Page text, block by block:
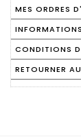
MES ORDRES
CONDITIONS
RETOURNER